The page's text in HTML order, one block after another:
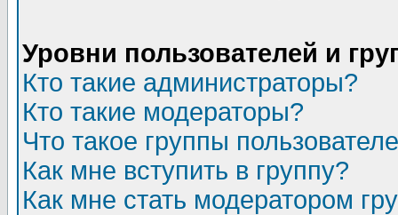
Уровни пользователей и
Кто такие администраторы?
Кто такие модераторы?
Что такое группы
Как мне вступить в группу?
Как мне стать модератором